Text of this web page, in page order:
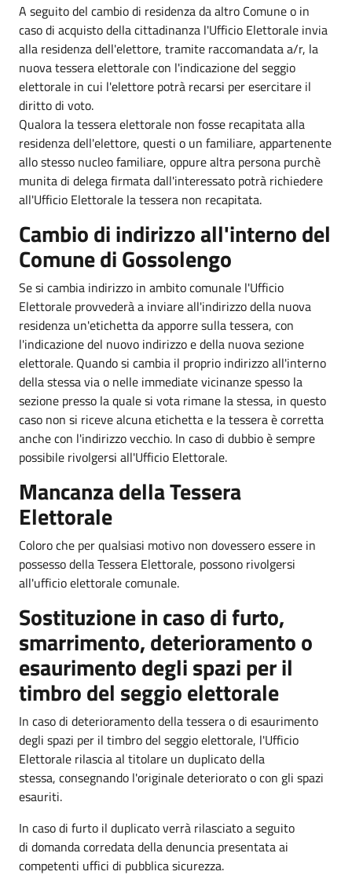
A seguito del cambio di residenza da altro Comune o in
caso di acquisto della cittadinanza l'Ufficio Elettorale invia
alla residenza dell'elettore, tramite raccomandata a/r, la
nuova tessera elettorale con l'indicazione del seggio
elettorale in cui l'elettore potrà recarsi per esercitare il
diritto di voto.
Qualora la tessera elettorale non fosse recapitata alla
residenza dell'elettore, questi o un familiare, appartenente
allo stesso nucleo familiare, oppure altra persona purchè
munita di delega firmata dall'interessato potrà richiedere
all'Ufficio Elettorale la tessera non recapitata.
Cambio di indirizzo all'interno del
Comune di Gossolengo
Se si cambia indirizzo in ambito comunale l'Ufficio
Elettorale provvederà a inviare all'indirizzo della nuova
residenza un'etichetta da apporre sulla tessera, con
l'indicazione del nuovo indirizzo e della nuova sezione
elettorale. Quando si cambia il proprio indirizzo all'interno
della stessa via o nelle immediate vicinanze spesso la
sezione presso la quale si vota rimane la stessa, in questo
caso non si riceve alcuna etichetta e la tessera è corretta
anche con l'indirizzo vecchio. In caso di dubbio è sempre
possibile rivolgersi all'Ufficio Elettorale.
Mancanza della Tessera
Elettorale
Coloro che per qualsiasi motivo non dovessero essere in
possesso della Tessera Elettorale, possono rivolgersi
all'ufficio elettorale comunale.
Sostituzione in caso di furto,
smarrimento, deterioramento o
esaurimento degli spazi per il
timbro del seggio elettorale
In caso di deterioramento della tessera o di esaurimento
degli spazi per il timbro del seggio elettorale, l'Ufficio
Elettorale rilascia al titolare un duplicato della
stessa, consegnando l'originale deteriorato o con gli spazi
esauriti.
In caso di furto il duplicato verrà rilasciato a seguito
di domanda corredata della denuncia presentata ai
competenti uffici di pubblica sicurezza.